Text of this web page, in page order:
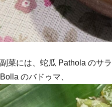
副菜には、蛇瓜 Pathola のサ
Bolla のバドゥマ、